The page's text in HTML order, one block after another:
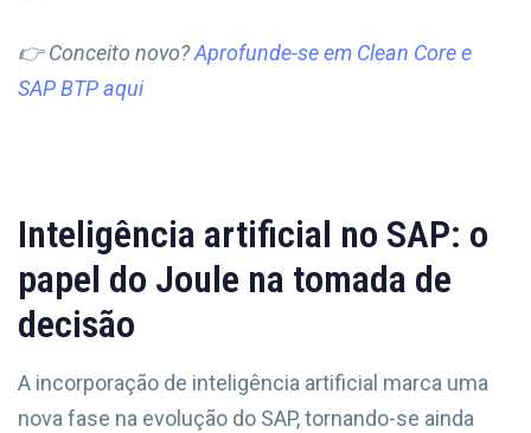
👉 Conceito novo?Aprofunde-se em Clean Core e
SAP BTP aqui
Inteligência artificial no SAP: o
papel do Joule na tomada de
decisão
A incorporação de inteligência artificial marca uma
nova fase na evolução do SAP, tornando-se ainda